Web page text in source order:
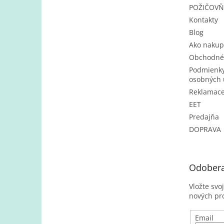
Kontakty
Blog
Ako
osobných
EET
Predajňa
DOPRAVA
Vložte
nových
Email